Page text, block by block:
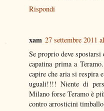
Rispondi
xam 27 settembre 2011
Se proprio deve
capatina prima a
capire che aria si respira
uguali!!!! Niente di
Milano forse Teramo è
contro arrosticini